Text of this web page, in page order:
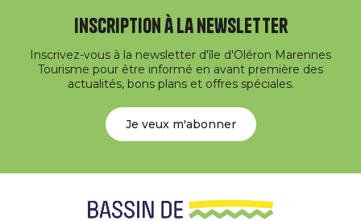
Inscription à la newsletter
Inscrivez-vous à la newsletter d'île d'Oléron Marennes
Tourisme pour être informé en avant première des
actualités, bons plans et offres spéciales.
Je veux m'abonner